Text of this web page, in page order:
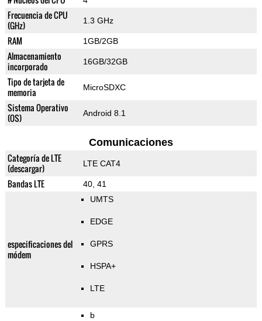
Frecuencia de CPU
(GHz)
1.3 GHz
RAM 1GB/2GB
Almacenamiento
incorporado
16GB/32GB
Tipo de tarjeta de
memoria
MicroSDXC
Sistema Operativo
(OS)
Android 8.1
Comunicaciones
Categoría de LTE
(descargar)
LTE CAT4
Bandas LTE 40, 41
especificaciones del
módem
UMTS
EDGE
GPRS
HSPA+
LTE
b